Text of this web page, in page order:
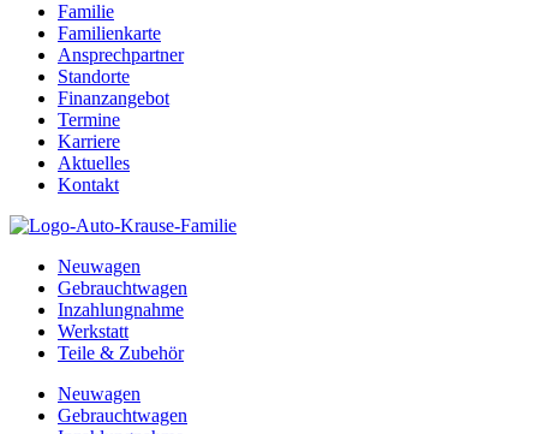
Familie
Familienkarte
Ansprechpartner
Standorte
Finanzangebot
Termine
Karriere
Aktuelles
Kontakt
Neuwagen
Gebrauchtwagen
Inzahlungnahme
Werkstatt
Teile & Zubehör
Neuwagen
Gebrauchtwagen